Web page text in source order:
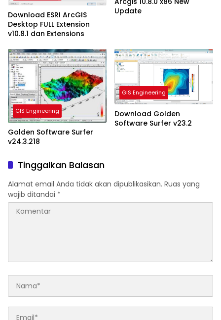
Download ESRI ArcGIS
Desktop FULL Extension
v10.8.1 dan Extensions
Update
GIS Engineering
Golden Software Surfer
v24.3.218
GIS Engineering
Download Golden
Software Surfer v23.2
Tinggalkan Balasan
Alamat email Anda tidak akan dipublikasikan. Ruas yang
wajib ditandai *